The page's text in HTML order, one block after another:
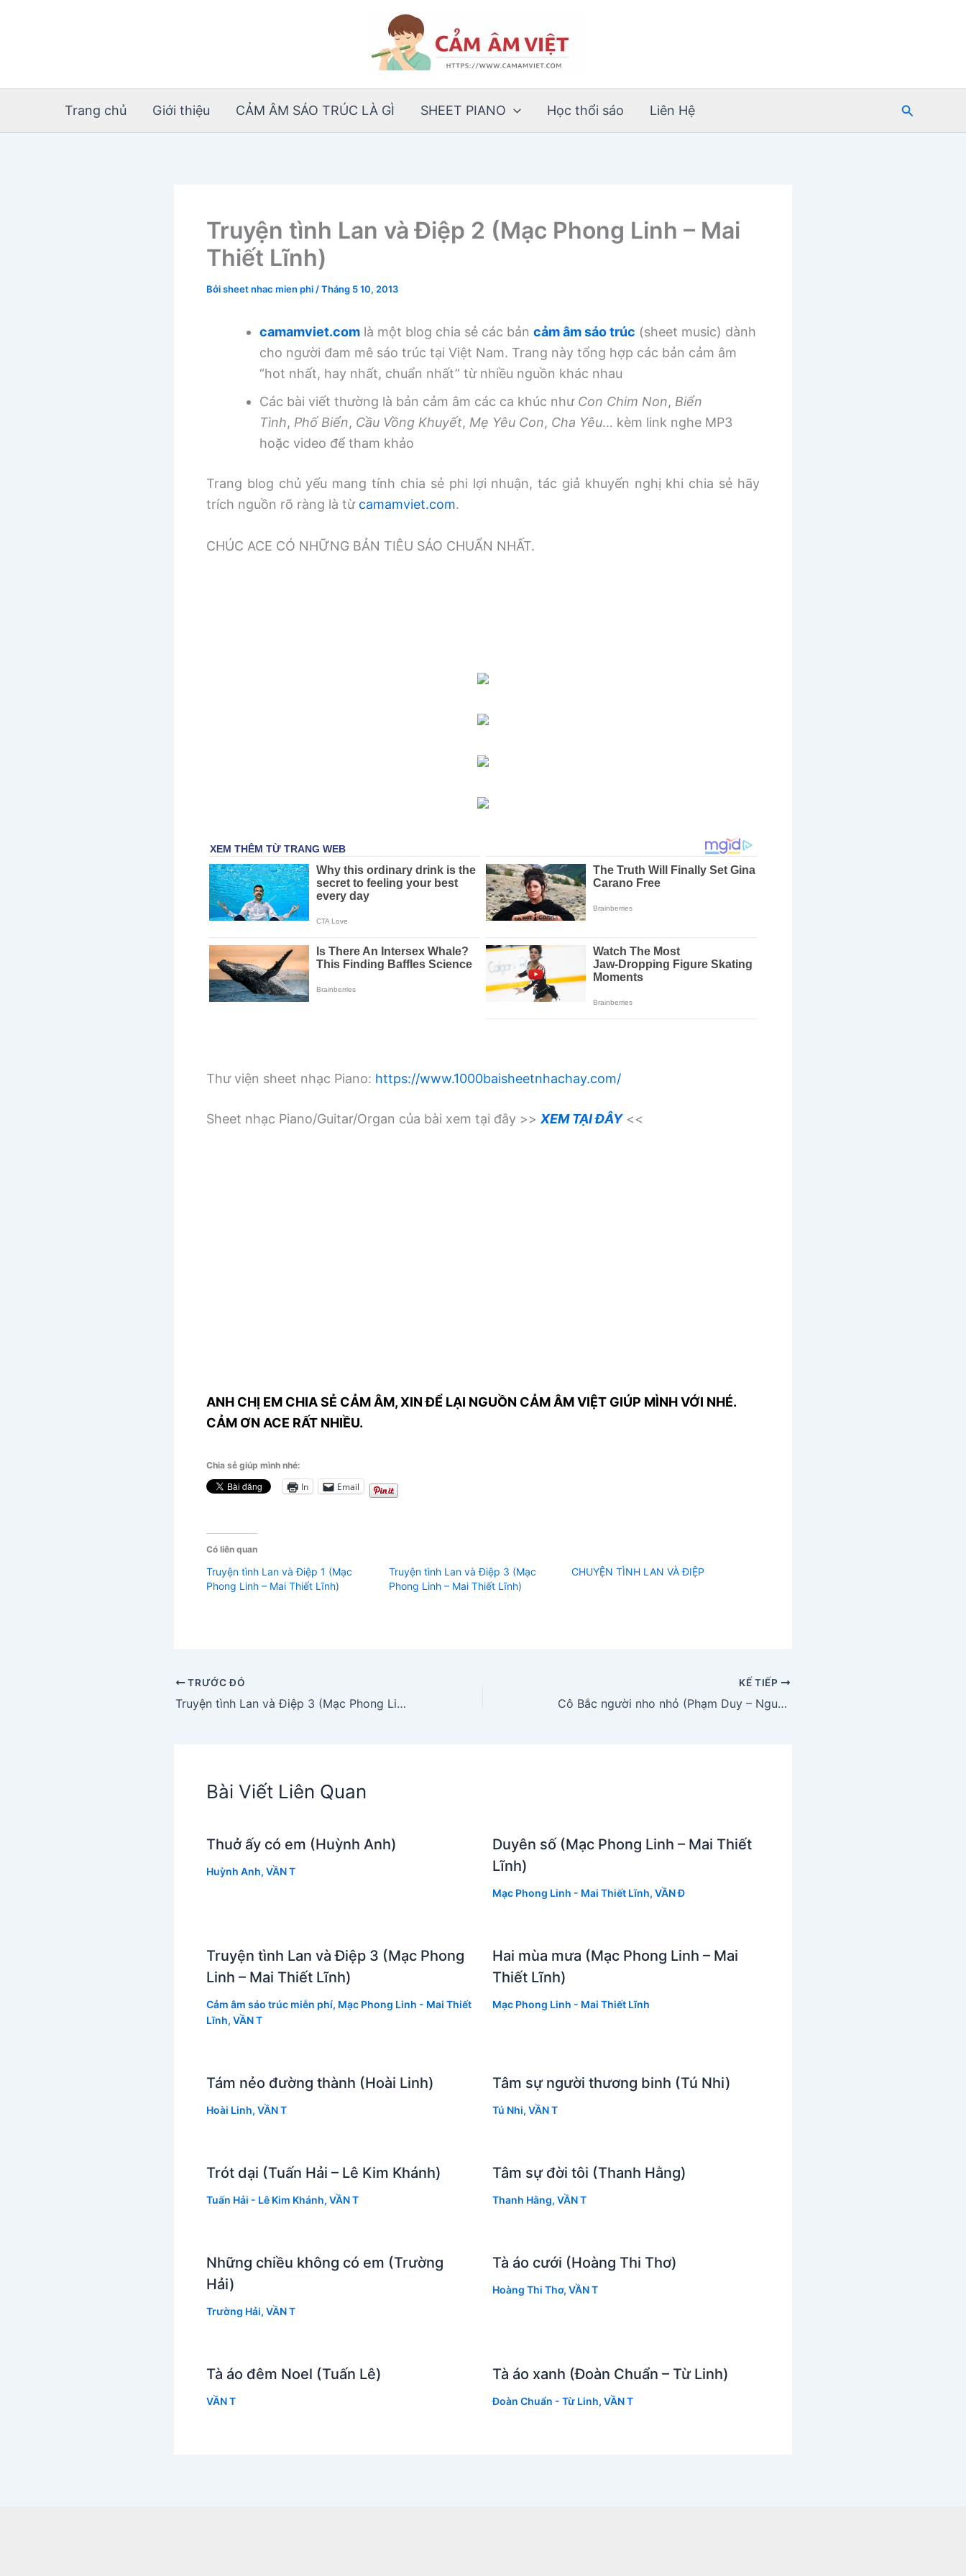
Trang chủ Giới thiệu CẢM ÂM SÁO TRÚC LÀ GÌ SHEET PIANO Học thổi sáo Liên Hệ
Tìm
Truyện tình Lan và Điệp 2 (Mạc Phong Linh – Mai
Thiết Lĩnh)
Bởisheet nhac mien phi /Tháng 5 10, 2013
camamviet.com là một blog chia sẻ các bản cảm âm sáo trúc (sheet music) dành
cho người đam mê sáo trúc tại Việt Nam. Trang này tổng hợp các bản cảm âm
“hot nhất, hay nhất, chuẩn nhất” từ nhiều nguồn khác nhau
Các bài viết thường là bản cảm âm các ca khúc như Con Chim Non, Biển
Tình, Phố Biển, Cầu Vồng Khuyết, Mẹ Yêu Con, Cha Yêu… kèm link nghe MP3
hoặc video để tham khảo
Trang blog chủ yếu mang tính chia sẻ phi lợi nhuận, tác giả khuyến nghị khi chia sẻ hãy
trích nguồn rõ ràng là từ camamviet.com.
CHÚC ACE CÓ NHỮNG BẢN TIÊU SÁO CHUẨN NHẤT.
Thư viện sheet nhạc Piano: https://www.1000baisheetnhachay.com/
Sheet nhạc Piano/Guitar/Organ của bài xem tại đây >> XEM TẠI ĐÂY<<
ANH CHỊ EM CHIA SẺ CẢM ÂM, XIN ĐỂ LẠI NGUỒN CẢM ÂM VIỆT GIÚP MÌNH VỚI NHÉ.
CẢM ƠN ACE RẤT NHIỀU.
Chia sẻ giúp mình nhé:
In Email
Có liên quan
Truyện tình Lan và Điệp 1 (Mạc
Phong Linh – Mai Thiết Lĩnh)
Truyện tình Lan và Điệp 3 (Mạc
Phong Linh – Mai Thiết Lĩnh)
CHUYỆN TÌNH LAN VÀ ĐIỆP
TRƯỚC ĐÓ
Truyện tình Lan và Điệp 3 (Mạc Phong Linh – Mai Thiết Lĩnh)
KẾ TIẾP
Cô Bắc người nho nhỏ (Phạm Duy – Nguyễn Tất Nhiên)
Bài Viết Liên Quan
Thuở ấy có em (Huỳnh Anh)
Huỳnh Anh, VẦN T
Duyên số (Mạc Phong Linh – Mai Thiết
Lĩnh)
Mạc Phong Linh - Mai Thiết Lĩnh, VẦN Đ
Truyện tình Lan và Điệp 3 (Mạc Phong
Linh – Mai Thiết Lĩnh)
Cảm âm sáo trúc miễn phí, Mạc Phong Linh - Mai Thiết
Lĩnh, VẦN T
Hai mùa mưa (Mạc Phong Linh – Mai
Thiết Lĩnh)
Mạc Phong Linh - Mai Thiết Lĩnh
Tám nẻo đường thành (Hoài Linh)
Hoài Linh, VẦN T
Tâm sự người thương binh (Tú Nhi)
Tú Nhi, VẦN T
Trót dại (Tuấn Hải – Lê Kim Khánh)
Tuấn Hải - Lê Kim Khánh, VẦN T
Tâm sự đời tôi (Thanh Hằng)
Thanh Hằng, VẦN T
Những chiều không có em (Trường
Hải)
Trường Hải, VẦN T
Tà áo cưới (Hoàng Thi Thơ)
Hoàng Thi Thơ, VẦN T
Tà áo đêm Noel (Tuấn Lê)
VẦN T
Tà áo xanh (Đoàn Chuẩn – Từ Linh)
Đoàn Chuẩn - Từ Linh, VẦN T